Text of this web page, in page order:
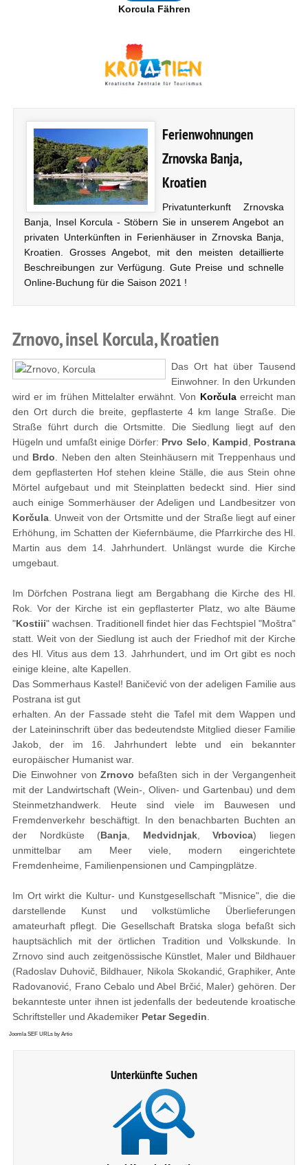
Korcula Fähren
Ferienwohnungen
Zrnovska Banja,
Kroatien
Privatunterkunft Zrnovska
Banja, Insel Korcula - Stöbern Sie in unserem Angebot an
privaten Unterkünften in Ferienhäuser in Zrnovska Banja,
Kroatien. Grosses Angebot, mit den meisten detaillierte
Beschreibungen zur Verfügung. Gute Preise und schnelle
Online-Buchung für die Saison 2021 !
Zrnovo, insel Korcula, Kroatien
Das Ort hat über Tausend
Einwohner. In den Urkunden
wird er im frühen Mittelalter erwähnt. Von Korčulaerreicht man
den Ort durch die breite, gepflasterte 4 km lange Straße. Die
Straße führt durch die Ortsmitte. Die Siedlung liegt auf den
Hügeln und umfaßt einige Dörfer: Prvo Selo, Kampid, Postrana
und Brdo. Neben den alten Steinhäusern mit Treppenhaus und
dem gepflasterten Hof stehen kleine Ställe, die aus Stein ohne
Mörtel aufgebaut und mit Steinplatten bedeckt sind. Hier sind
auch einige Sommerhäuser der Adeligen und Landbesitzer von
Korčula. Unweit von der Ortsmitte und der Straße liegt auf einer
Erhöhung, im Schatten der Kiefernbäume, die Pfarrkirche des Hl.
Martin aus dem 14. Jahrhundert. Unlängst wurde die Kirche
umgebaut.
Im Dörfchen Postrana liegt am Bergabhang die Kirche des Hl.
Rok. Vor der Kirche ist ein gepflasterter Platz, wo alte Bäume
"Kostiii" wachsen. Traditionell findet hier das Fechtspiel "Moštra"
statt. Weit von der Siedlung ist auch der Friedhof mit der Kirche
des Hl. Vitus aus dem 13. Jahrhundert, und im Ort gibt es noch
einige kleine, alte Kapellen.
Das Sommerhaus Kastel! Baničević von der adeligen Familie aus
Postrana ist gut
erhalten. An der Fassade steht die Tafel mit dem Wappen und
der Lateininschrift über das bedeutendste Mitglied dieser Familie
Jakob, der im 16. Jahrhundert lebte und ein bekannter
europäischer Humanist war.
Die Einwohner vonZrnovo befaßten sich in der Vergangenheit
mit der Landwirtschaft (Wein-, Oliven- und Gartenbau) und dem
Steinmetzhandwerk. Heute sind viele im Bauwesen und
Fremdenverkehr beschäftigt. In den benachbarten Buchten an
der Nordküste (Banja, Medvidnjak,Vrbovica) liegen
unmittelbar am Meer viele, modern eingerichtete
Fremdenheime, Familienpensionen und Campingplätze.
Im Ort wirkt die Kultur- und Kunstgesellschaft "Misnice", die die
darstellende Kunst und volkstümliche Überlieferungen
amateurhaft pflegt. Die Gesellschaft Bratska sloga befaßt sich
hauptsächlich mit der örtlichen Tradition und Volkskunde. In
Zrnovo sind auch zeitgenössische Künstlet, Maler und Bildhauer
(Radoslav Duhovič, Bildhauer, Nikola Skokandić, Graphiker, Ante
Radovanović, Frano Cebalo und Abel Brčić, Maler) gehören. Der
bekannteste unter ihnen ist jedenfalls der bedeutende kroatische
Schriftsteller und Akademiker Petar Segedin.
Joomla SEF URLs by Artio
Unterkünfte Suchen